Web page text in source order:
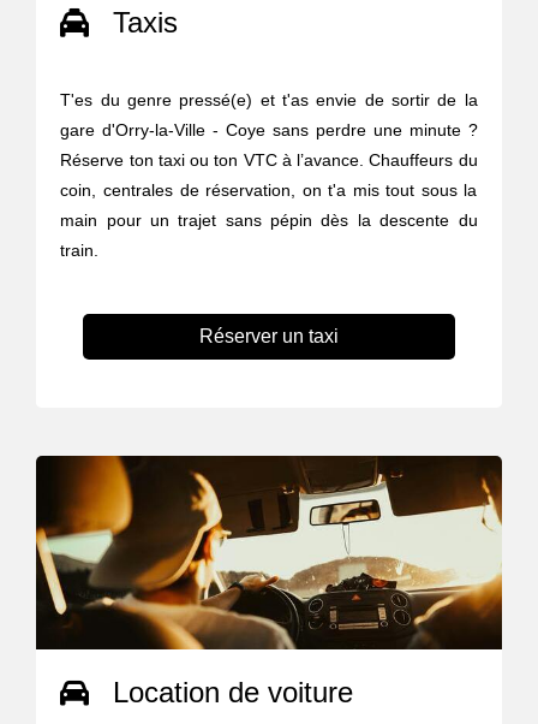
Taxis
T'es du genre pressé(e) et t'as envie de sortir de la
gare d'Orry-la-Ville - Coye sans perdre une minute ?
Réserve ton taxi ou ton VTC à l’avance. Chauffeurs du
coin, centrales de réservation, on t'a mis tout sous la
main pour un trajet sans pépin dès la descente du
train.
Réserver un taxi
Location de voiture